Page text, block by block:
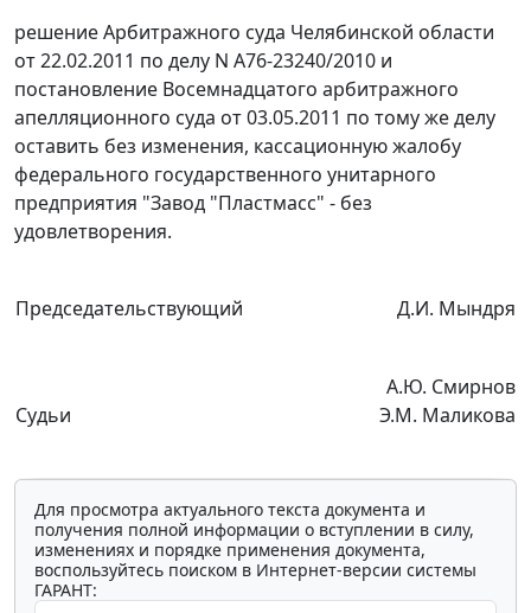
решение Арбитражного суда Челябинской области
от 22.02.2011 по делу N А76-23240/2010 и
постановление Восемнадцатого арбитражного
апелляционного суда от 03.05.2011 по тому же делу
оставить без изменения, кассационную жалобу
федерального государственного унитарного
предприятия "Завод "Пластмасс" - без
удовлетворения.
Председательствующий Д.И. Мындря
Судьи
А.Ю. Смирнов
Э.М. Маликова
Для просмотра актуального текста документа и
получения полной информации о вступлении в силу,
изменениях и порядке применения документа,
воспользуйтесь поиском в Интернет-версии системы
ГАРАНТ: